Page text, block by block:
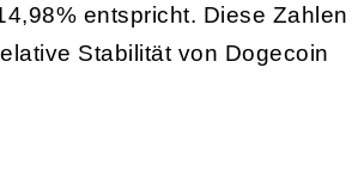
entspricht. Diese Zahlen
Stabilität von Dogecoin